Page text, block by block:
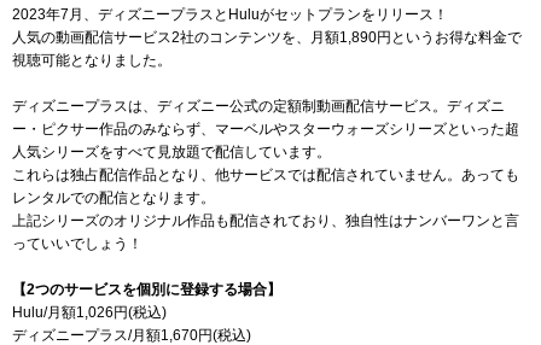
2023年7月、ディズニープラスとHuluがセットプランをリリース！
人気の動画配信サービス2社のコンテンツを、月額1,890円というお得な料金で
視聴可能となりました。
ディズニープラスは、ディズニー公式の定額制動画配信サービス。ディズニ
ー・ピクサー作品のみならず、マーベルやスターウォーズシリーズといった超
人気シリーズをすべて見放題で配信しています。
これらは独占配信作品となり、他サービスでは配信されていません。あっても
レンタルでの配信となります。
上記シリーズのオリジナル作品も配信されており、独自性はナンバーワンと言
っていいでしょう！
【2つのサービスを個別に登録する場合】
Hulu/月額1,026円(税込)
ディズニープラス/月額1,670円(税込)